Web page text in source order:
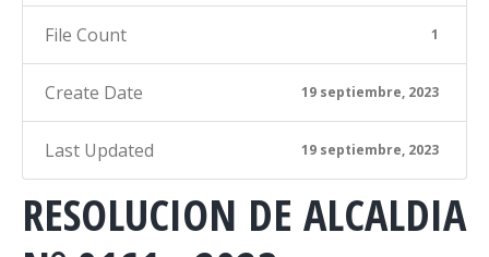
File Count 1
Create Date 19 septiembre, 2023
Last Updated 19 septiembre, 2023
RESOLUCION DE ALCALDIA